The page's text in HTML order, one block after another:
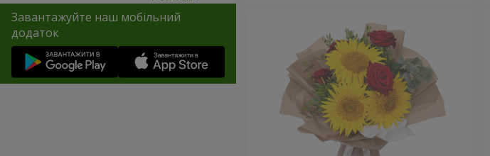
Завантажуйте наш мобільний
додаток